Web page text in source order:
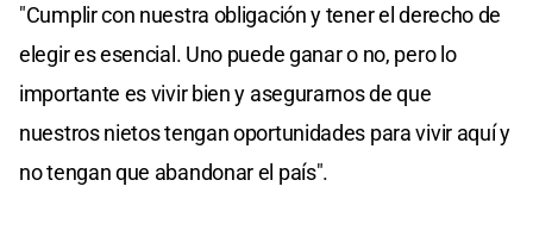
"Cumplir con nuestra obligación y tener el derecho de
elegir es esencial. Uno puede ganar o no, pero lo
importante es vivir bien y asegurarnos de que
nuestros nietos tengan oportunidades para vivir aquí y
no tengan que abandonar el país".